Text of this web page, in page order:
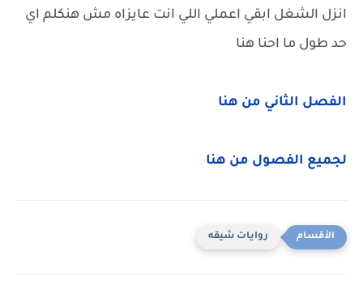
انزل الشغل ابقي اعملي اللي انت عايزاه مش هنكلم اي
حد طول ما احنا هنا
الفصل الثاني من هنا
لجميع الفصول من هنا
روايات شيقه